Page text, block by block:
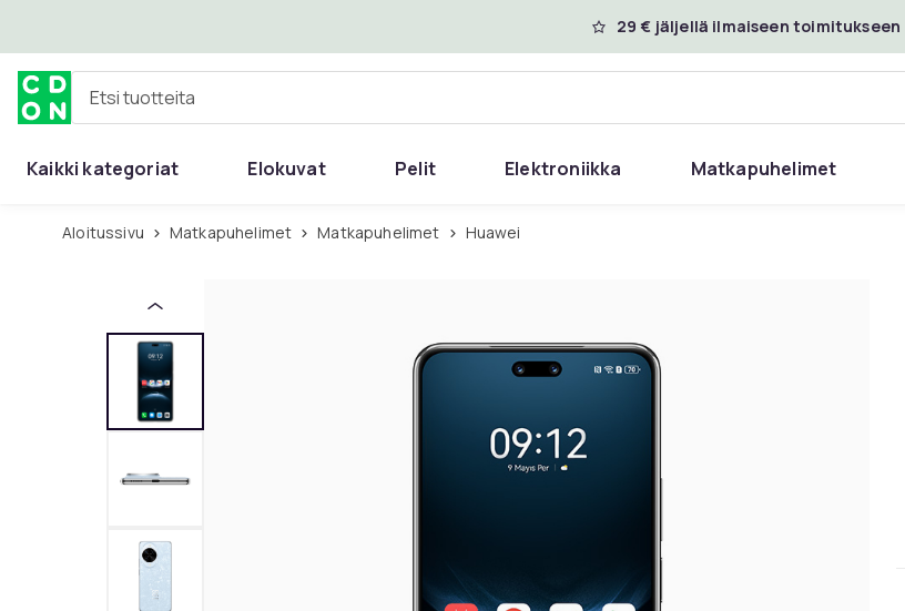
29 € jäljellä ilmaiseen toimitukseen
Etsi tuotteita
Kaikki kategoriat Elokuvat Pelit Elektroniikka Matkapuhelimet
Aloitussivu Matkapuhelimet Matkapuhelimet Huawei